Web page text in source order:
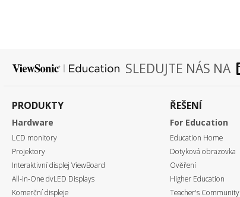
SLEDUJTE NÁS NA
PRODUKTY
Hardware
LCD monitory
Projektory
Interaktivní displej ViewBoard
All-in-One dvLED Displays
Komerční displeje
ŘEŠENÍ
For Education
Education Home
Dotyková obrazovka
Ověření
Higher Education
Teacher's Community